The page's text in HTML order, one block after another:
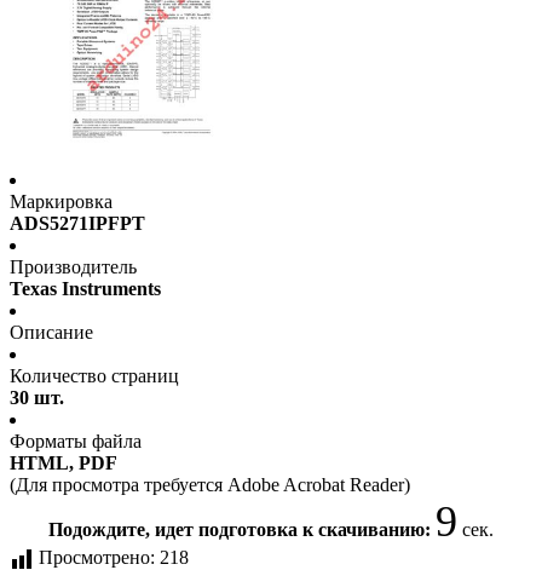
Маркировка
ADS5271IPFPT
Производитель
Texas Instruments
Описание
Количество страниц
30 шт.
Форматы файла
HTML, PDF
(Для просмотра требуется Adobe Acrobat Reader)
Подождите, идет подготовка к скачиванию: 9 сек.
Просмотрено: 218